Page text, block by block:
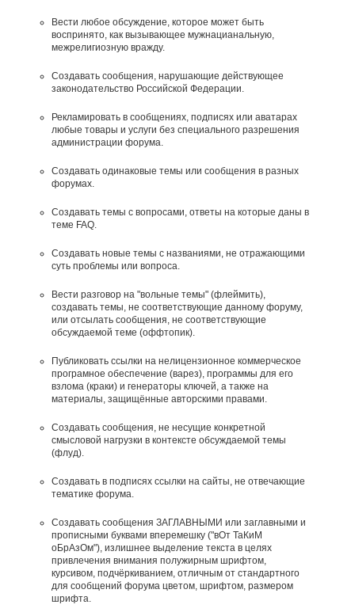
Вести любое обсуждение, которое может быть
воспринято, как вызывающее мужнацианальную,
межрелигиозную вражду.
Создавать сообщения, наpyшающие действyющее
законодательство Российской Федерации.
Рекламировать в сообщениях, подписях или аватарах
любые товары и услуги без специального разрешения
администрации форума.
Создавать одинаковые темы или сообщения в разных
форумах.
Создавать темы с вопросами, ответы на которые даны в
теме FAQ.
Создавать новые темы с названиями, не отражающими
суть проблемы или вопроса.
Вести разговор на "вольные темы" (флеймить),
создавать темы, не соответствующие данному форуму,
или отсылать сообщения, не соответствующие
обсуждаемой теме (оффтопик).
Публиковать ссылки на нелицензионное коммерческое
програмное обеспечение (варез), программы для его
взлома (краки) и генераторы ключей, а также на
материалы, защищённые авторскими правами.
Создавать сообщения, не несущие конкретной
смысловой нагрузки в контексте обсуждаемой темы
(флуд).
Создавать в подписях ссылки на сайты, не отвечающие
тематике форума.
Cоздавать сообщения ЗАГЛАВНЫМИ или заглавными и
прописными буквами вперемешку ("вОт ТаКиМ
оБрАзОм"), излишнее выделение текста в целях
привлечения внимания полужирным шрифтом,
курсивом, подчёркиванием, отличным от стандартного
для сообщений форума цветом, шрифтом, размером
шрифта.